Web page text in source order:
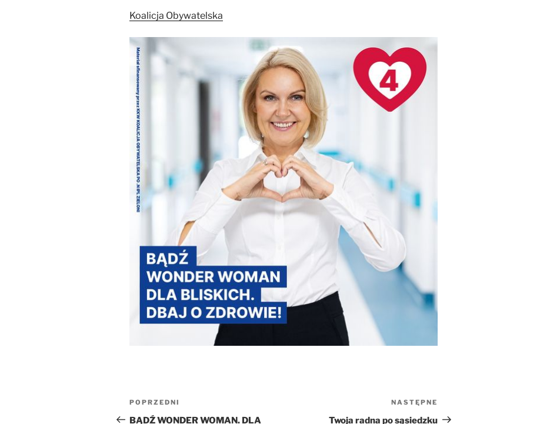
Koalicja Obywatelska
Nawigacja
wpisu
Poprzedni
wpis
POPRZEDNI
BĄDŹ WONDER WOMAN. DLA
wpis
NASTĘPNE
Twoja radna po sąsiedzku